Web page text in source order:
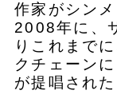
作家がシン
2008年に、
りこれまで
クチェーン
が提唱された